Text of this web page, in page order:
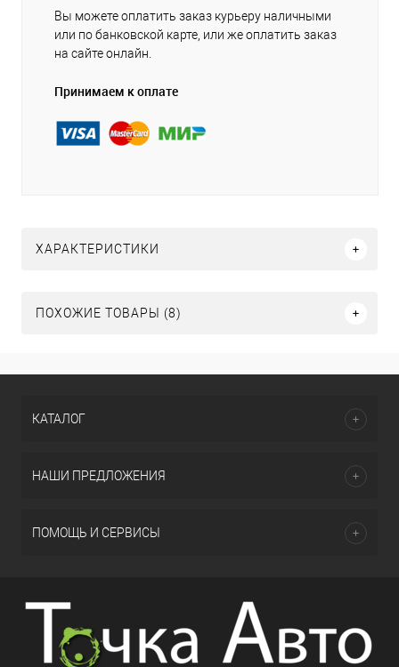
Вы можете оплатить заказ курьеру наличными
или по банковской карте, или же оплатить заказ
на сайте онлайн.
Принимаем к оплате
ХАРАКТЕРИСТИКИ
ПОХОЖИЕ ТОВАРЫ (8)
КАТАЛОГ
НАШИ ПРЕДЛОЖЕНИЯ
ПОМОЩЬ И СЕРВИСЫ